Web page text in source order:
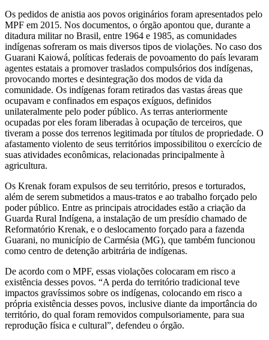
Os pedidos de anistia aos povos originários foram apresentados pelo
MPF em 2015. Nos documentos, o órgão apontou que, durante a
ditadura militar no Brasil, entre 1964 e 1985, as comunidades
indígenas sofreram os mais diversos tipos de violações. No caso dos
Guarani Kaiowá, políticas federais de povoamento do país levaram
agentes estatais a promover traslados compulsórios dos indígenas,
provocando mortes e desintegração dos modos de vida da
comunidade. Os indígenas foram retirados das vastas áreas que
ocupavam e confinados em espaços exíguos, definidos
unilateralmente pelo poder público. As terras anteriormente
ocupadas por eles foram liberadas à ocupação de terceiros, que
tiveram a posse dos terrenos legitimada por títulos de propriedade. O
afastamento violento de seus territórios impossibilitou o exercício de
suas atividades econômicas, relacionadas principalmente à
agricultura.
Os Krenak foram expulsos de seu território, presos e torturados,
além de serem submetidos a maus-tratos e ao trabalho forçado pelo
poder público. Entre as principais atrocidades estão a criação da
Guarda Rural Indígena, a instalação de um presídio chamado de
Reformatório Krenak, e o deslocamento forçado para a fazenda
Guarani, no município de Carmésia (MG), que também funcionou
como centro de detenção arbitrária de indígenas.
De acordo com o MPF, essas violações colocaram em risco a
existência desses povos. “A perda do território tradicional teve
impactos gravíssimos sobre os indígenas, colocando em risco a
própria existência desses povos, inclusive diante da importância do
território, do qual foram removidos compulsoriamente, para sua
reprodução física e cultural”, defendeu o órgão.